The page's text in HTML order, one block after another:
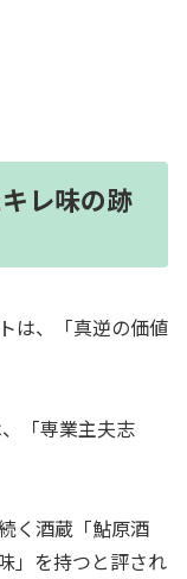
レ味の跡
は、「真逆の価値
「専業主夫志
く酒蔵「鮎原酒
」を持つと評され